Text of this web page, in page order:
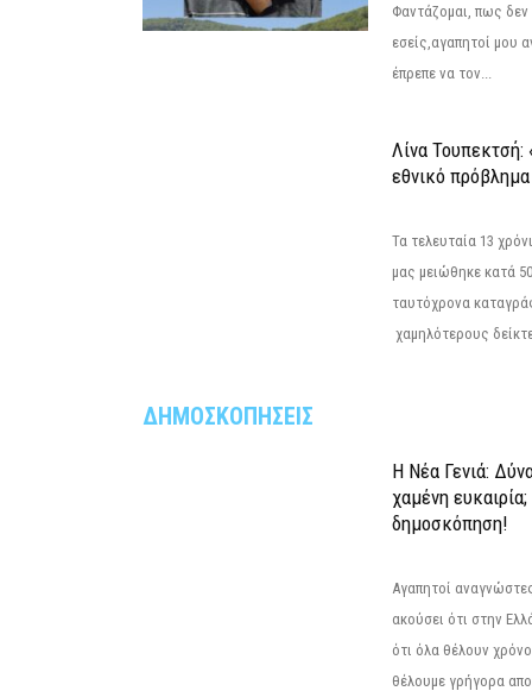
Φαντάζομαι, πως δεν
εσείς,αγαπητοί μου
έπρεπε να τον...
Λίνα Τουπεκτσή:
εθνικό πρόβλημα
Τα τελευταία 13
μας μειώθηκε κατά
ταυτόχρονα
χαμηλότερους
ΔΗΜΟΣΚΟΠΗΣΕΙΣ
Η Νέα Γενιά:
χαμένη
δημοσκόπηση!
Αγαπητοί
ακούσει ότι στην
ότι όλα θέλουν
θέλουμε γρήγορα